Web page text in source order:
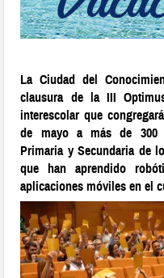
La Ciudad del
clausura de la III
interescolar que
de mayo a más de 300
Primaria y Secundaria de
que han aprendido
aplicaciones móviles en el